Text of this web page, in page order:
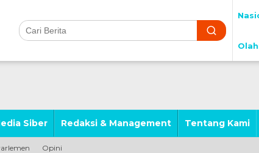
Siber Redaksi & Management Tentang Kami
Opini